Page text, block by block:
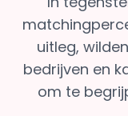
uitleg,
bedrijven en
om te